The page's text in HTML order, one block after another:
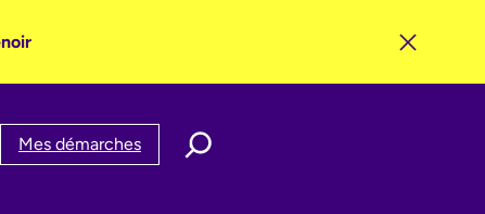
Mes démarches